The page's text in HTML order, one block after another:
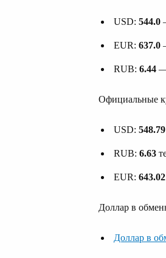
USD: 544.0
EUR: 637.0
RUB: 6.44
Официальные
USD: 548.79
RUB: 6.63
EUR: 643.02
Доллар в
Доллар в